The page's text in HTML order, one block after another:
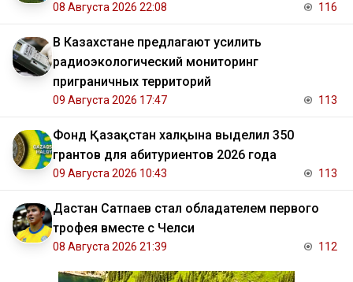
08 Августа 2026 22:08 116
В Казахстане предлагают усилить
радиоэкологический мониторинг
приграничных территорий
09 Августа 2026 17:47 113
Фонд Қазақстан халқына выделил 350
грантов для абитуриентов 2026 года
09 Августа 2026 10:43 113
Дастан Сатпаев стал обладателем первого
трофея вместе с Челси
08 Августа 2026 21:39 112